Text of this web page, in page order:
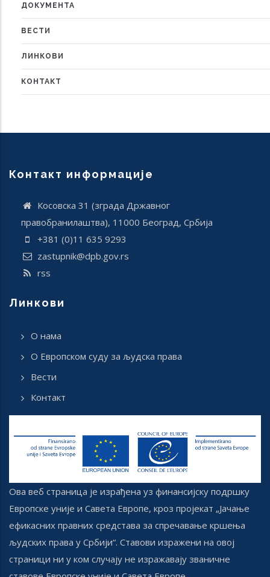
ДОКУМЕНТА
ВЕСТИ
ЛИНКОВИ
КОНТАКТ
Контакт информације
Косовска 31 (зграда Државног
правобранилаштва), 11000 Београд, Србија
+381 (0)11 635 9293
zastupnik@dpb.gov.rs
rss
Линкови
О нама
О Европском суду за људска права
Вести
Контакт
Ова веб страница је израђена уз финансијску подршку
Европске уније и Савета Европе, кроз пројекат „Јачање
ефикасних правних средстава за спречавање кршења
људских права у Србији“. Ставови изражени на овој
страници ни у ком случају не изражавају званичне